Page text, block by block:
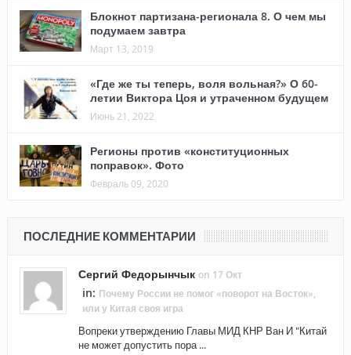
Блокнот партизана-регионала 8. О чем мы
подумаем завтра
Март 13, 2019
«Где же ты теперь, воля вольная?» О 60-
летии Виктора Цоя и утраченном будущем
Июнь 21, 2022
Регионы против «конституционных
поправок». Фото
Февраль 09, 2020
ПОСЛЕДНИЕ КОММЕНТАРИИ
Сергий Федорынчык on 17 Окт
in: Почему России не помог «поворот на Восток»,
или у Китая своя игра
Вопреки утверждению Главы МИД КНР Ван И "Китай
не может допустить пора ...